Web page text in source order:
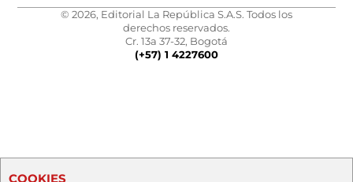
© 2026, Editorial La República S.A.S. Todos los
derechos reservados.
Cr. 13a 37-32, Bogotá
(+57) 1 4227600
COOKIES